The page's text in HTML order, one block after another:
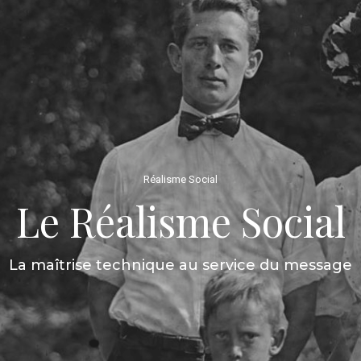
Réalisme Social
Le Réalisme Social
La maîtrise technique au service du message